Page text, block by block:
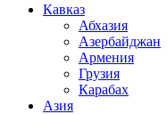
Кавказ
Абхазия
Азербайджан
Армения
Грузия
Карабах
Азия